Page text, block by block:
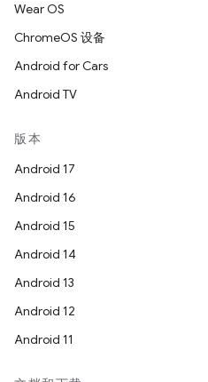
Wear OS
ChromeOS 设备
Android for Cars
Android TV
版本
Android 17
Android 16
Android 15
Android 14
Android 13
Android 12
Android 11